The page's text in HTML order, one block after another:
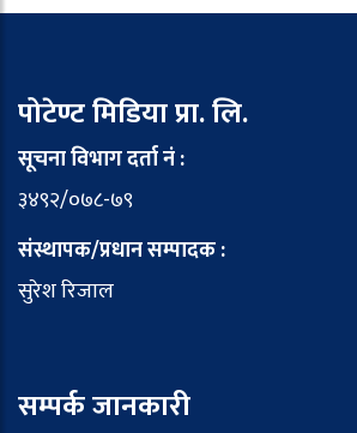
पोटेण्ट मिडिया प्रा. लि.
सूचना विभाग दर्ता नं :
३४९२/०७८-७९
संस्थापक/प्रधान सम्पादक :
सुरेश रिजाल
सम्पर्क जानकारी